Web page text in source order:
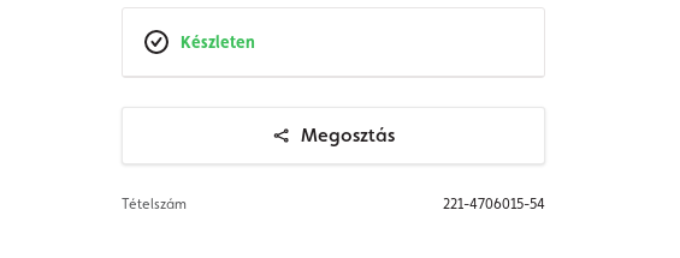
Készleten
Megosztás
Tételszám 221-4706015-54